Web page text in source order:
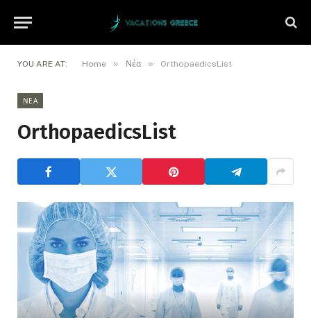
YOU ARE AT: Home » Νέα » OrthopaedicsList
ΝΈΑ
OrthopaedicsList